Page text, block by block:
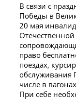
В связи с
Победы в
20 мая
право
поездах,
обслуживания
числе в
При себе